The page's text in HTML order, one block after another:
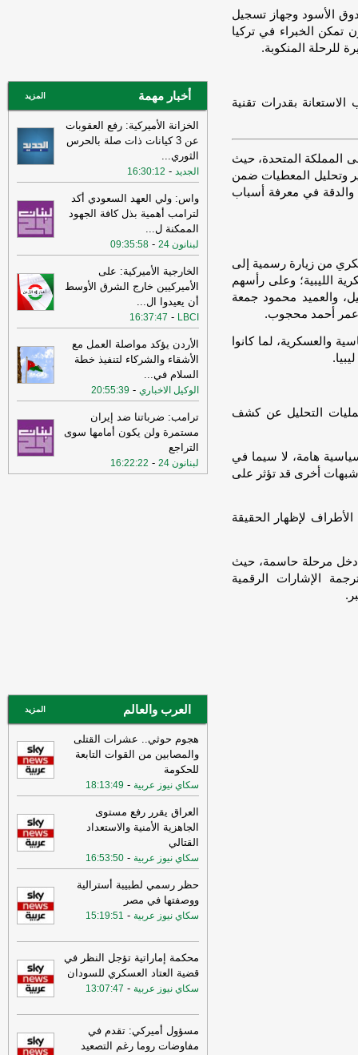
الأسود وجهاز تسجيل
تمكن الخبراء في تركيا
للرحلة المنكوبة.
بقدرات تقنية
المملكة المتحدة، حيث
وتحليل المعطيات ضمن
والدقة في معرفة أسباب
من زيارة رسمية إلى
الليبية؛ وعلى رأسهم
والعميد محمود جمعة
عمر أحمد محجوب.
والعسكرية، لما كانوا
التحليل عن كشف
هامة، لا سيما في
أخرى قد تؤثر على
الأطراف لإظهار الحقيقة
دخل مرحلة حاسمة، حيث
الإشارات الرقمية
14:45
فُجرت بلغم بحري في هرمز انحرفت عن
المسار الذي حددته إيران
11:08
عراقجي: واشنطن كانت تسعى
إلى دفع الأمور نحو التصعيد وهي التي
انتهكت الاتفاق وأوصلت الأمور إلى الوضع
10:29
عراقجي: لم نلحظ أي حسن نية
في سلوك الولايات المتحدة
16:59
عراقجي: لن نقبل بوقف إطلاق نار
مؤقت ولن يُطرح هذا الأمر ما لم تُلبَّ
مطالبنا بشأن مضيق هرمز- لبنانون 24
12:31
الأردن تعلن اعتراض 4 صواريخ
إيرانية وسقوط 2 في مناطق خالية
عاجل الإلكترونية
19:02
‏الخارجية الأردنية للقائم بالأعمال
الإيراني: هناك بيانات إيرانية رسمية
تحريضية ضد الأردن ⁧‫ -لبنانون 24
15:57
وزير الدفاع الإسرائيلي: إذا
هاجمتنا إيران فسنرد ونهاجمها بشكل
مستقل-
15:55
وزير الخارجية الإيراني: اختراق
أخبار مهمة المزيد
الخزانة الأميركية: رفع العقوبات
عن 3 كيانات ذات صلة بالحرس
الثوري...
الجديد -
16:30:12
واس: ولي العهد السعودي أكد
لترامب أهمية بذل كافة الجهود
الممكنة ل...
لبنانون 24 -
09:35:58
الخارجية الأميركية: على
الأميركيين خارج الشرق الأوسط
أن يعيدوا ال...
LBCI
-
16:37:47
الأردن يؤكد مواصلة العمل مع
الأشقاء والشركاء لتنفيذ خطة
السلام في...
الوكيل الاخباري -
20:55:39
ترامب: ضرباتنا ضد إيران
مستمرة ولن يكون أمامها سوى
التراجع
لبنانون 24 -
16:22:22
العرب والعالم المزيد
هجوم حوثي.. عشرات القتلى
والمصابين من القوات التابعة
للحكومة
سكاي نيوز عربية -
18:13:49
العراق يقرر رفع مستوى
الجاهزية الأمنية والاستعداد
القتالي
سكاي نيوز عربية -
16:53:50
حظر رسمي لطبيبة أسترالية
ووصفتها في مصر
سكاي نيوز عربية -
15:19:51
محكمة إماراتية تؤجل النظر في
قضية العتاد العسكري للسودان
سكاي نيوز عربية -
13:07:47
مسؤول أميركي: تقدم في
مفاوضات روما رغم التصعيد